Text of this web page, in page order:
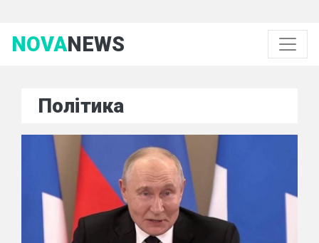
NOVANEWS
Політика